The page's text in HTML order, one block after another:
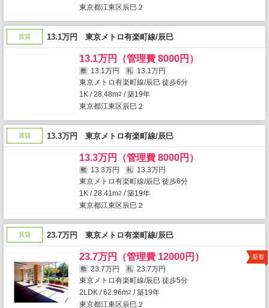
東京都江東区辰巳２
賃貸 13.1万円 東京メトロ有楽町線/辰巳
13.1万円（管理費 8000円）
敷 13.1万円 礼
13.1万円
東京メトロ有楽町線/辰巳 徒歩6分
1K / 28.48m2 / 築19年
東京都江東区辰巳２
賃貸 13.3万円 東京メトロ有楽町線/辰巳
13.3万円（管理費 8000円）
敷 13.3万円 礼
13.3万円
東京メトロ有楽町線/辰巳 徒歩6分
1K / 28.41m2 / 築19年
東京都江東区辰巳２
賃貸 23.7万円 東京メトロ有楽町線/辰巳
23.7万円（管理費 12000円）
敷 23.7万円 礼
23.7万円
東京メトロ有楽町線/辰巳 徒歩5分
2LDK / 62.96m2 / 築19年
東京都江東区辰巳２
新着